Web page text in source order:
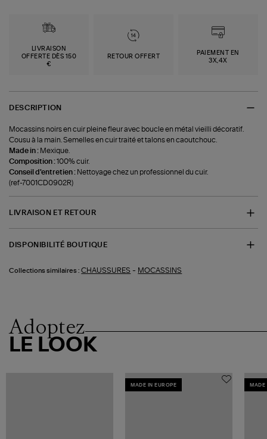
LIVRAISON
OFFERTE DÈS 150
€
RETOUR OFFERT
PAIEMENT EN
3X,4X
DESCRIPTION
Mocassins noirs en cuir pleine fleur avec boucle en métal vieilli décoratif.
Cousu à la main. Semelles en cuir traité et talons en caoutchouc.
Made in : Mexique.
Composition :100% cuir.
Conseil d'entretien : Nettoyage chez un professionnel du cuir.
(ref-7001CD0902R)
LIVRAISON ET RETOUR
DISPONIBILITÉ BOUTIQUE
Collections similaires : CHAUSSURES - MOCASSINS
Adoptez
LE LOOK
MADE IN EUROPE MADE